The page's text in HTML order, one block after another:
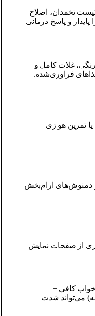
تخمدان، اصلاح
و پاسخ درمانی
غلات کامل و
فراوری‌شده.
تمرین هوازی
و دمنوش‌های آرام‌بخش
دوری از صفحات نمایش
خواب کافی +
می‌تواند شدت